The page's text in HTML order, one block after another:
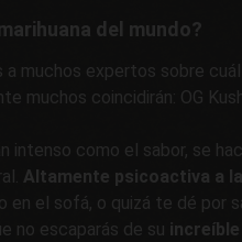
del mundo?
a muchos expertos sobre
muchos coincidirán: OG
intenso como el sabor, se
Altamente psicoactiva a
en el sofá, o quizá te dé por
no escaparás de su